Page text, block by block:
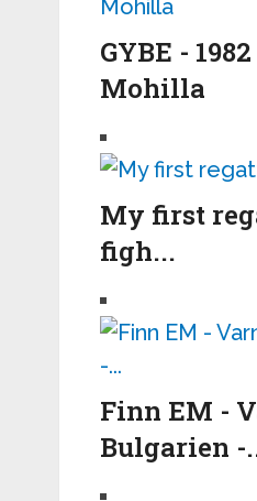
GYBE -
Mohilla
My first
figh...
Finn EM -
Bulgarien -